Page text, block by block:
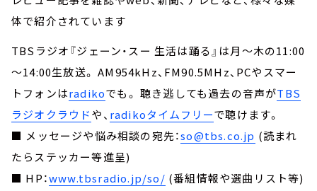
体で紹介されています
TBSラジオ『ジェーン・スー 生活は踊る』は月～木の11:00
～14:00生放送。 AM954kHz、FM90.5MHz、PCやスマー
トフォンはradikoでも。 聴き逃しても過去の音声がTBS
ラジオクラウドや、 radikoタイムフリーで聴けます。
■ メッセージや悩み相談の宛先：so@tbs.co.jp (読まれ
たらステッカー等進呈)
■ HP：www.tbsradio.jp/so/ (番組情報や選曲リスト等)